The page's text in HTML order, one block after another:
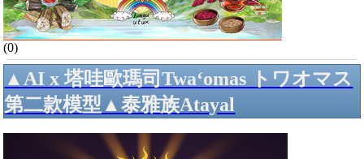
(0)
▲AI x 塔哇歐瑪司Twa‘omas トワオマス
第二款模型▲泰雅族Atayal